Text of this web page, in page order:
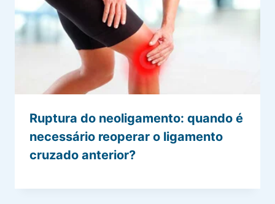
Ruptura do neoligamento: quando é
necessário reoperar o ligamento
cruzado anterior?